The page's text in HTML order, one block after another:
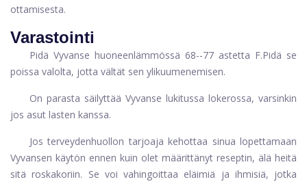
ottamisesta.
Varastointi
Pidä Vyvanse huoneenlämmössä 68--77 astetta F.Pidä se
poissa valolta, jotta vältät sen ylikuumenemisen.
On parasta säilyttää Vyvanse lukitussa lokerossa, varsinkin
jos asut lasten kanssa.
Jos terveydenhuollon tarjoaja kehottaa sinua lopettamaan
Vyvansen käytön ennen kuin olet määrittänyt reseptin, älä heitä
sitä roskakoriin. Se voi vahingoittaa eläimiä ja ihmisiä, jotka